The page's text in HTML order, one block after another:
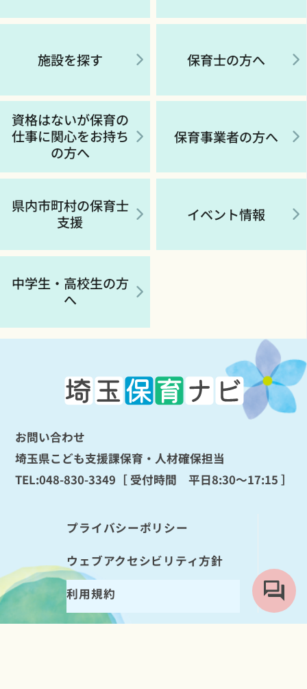
施設を探す 保育士の方へ
資格はないが保育の
仕事に関心をお持ち
の方へ
保育事業者の方へ
県内市町村の保育士
支援
イベント情報
中学生・高校生の方
へ
お問い合わせ
埼玉県こども支援課保育・人材確保担当
TEL:048-830-3349 ［ 受付時間 平日8:30～17:15 ］
プライバシーポリシー
ウェブアクセシビリティ方針
利用規約